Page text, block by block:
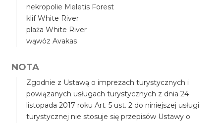
nekropolie Meletis Forest
klif White River
plaża White River
wąwóz Avakas
NOTA
Zgodnie z Ustawą o imprezach turystycznych i
powiązanych usługach turystycznych z dnia 24
listopada 2017 roku Art. 5 ust. 2 do niniejszej usługi
turystycznej nie stosuje się przepisów Ustawy o